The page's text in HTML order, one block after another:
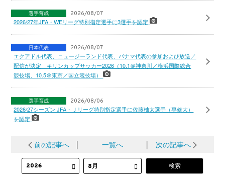
選手育成 2026/08/07
2026/27年JFA・WEリーグ特別指定選手に3選手を認定
日本代表 2026/08/07
エクアドル代表、ニュージーランド代表、パナマ代表の参加および放送／
配信が決定 キリンカップサッカー2026（10.1＠神奈川／横浜国際総合
競技場、10.5＠東京／国立競技場）
選手育成 2026/08/06
2026/27シーズン JFA・Ｊリーグ特別指定選手に佐藤柚太選手（専修大）
を認定
前の記事へ 一覧へ 次の記事へ